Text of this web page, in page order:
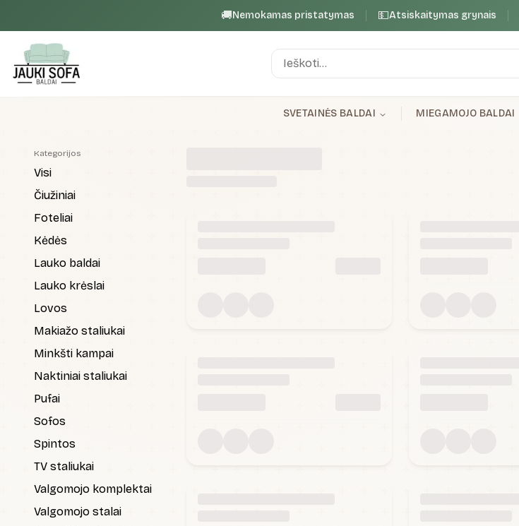
🚚Nemokamas pristatymas 💵Atsiskaitymas grynais
SVETAINĖS BALDAI MIEGAMOJO BALDAI
Kategorijos
Visi
Čiužiniai
Foteliai
Kėdės
Lauko baldai
Lauko krėslai
Lovos
Makiažo staliukai
Minkšti kampai
Naktiniai staliukai
Pufai
Sofos
Spintos
TV staliukai
Valgomojo komplektai
Valgomojo stalai